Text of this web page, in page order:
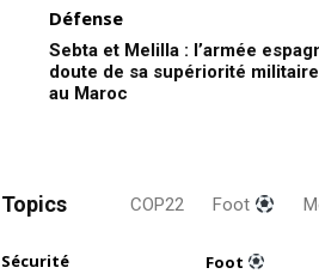
Défense
Sebta et Melilla : l’armée
doute de sa supériorité
au Maroc
Topics COP22 Foot
Sécurité Foot